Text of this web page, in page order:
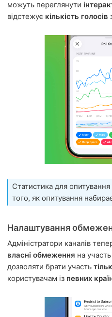
можуть переглянути
відстежує кількість голосів
Статистика для
того, як опитування
Налаштування
Адміністратори каналів
власні обмеження на
дозволяти брати участь
користувачам із певних